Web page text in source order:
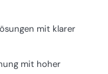
mit klarer
mit hoher